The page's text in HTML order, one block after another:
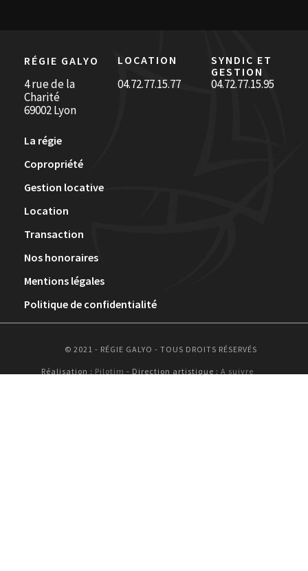
RÉGIE GALYO LOCATION
SYNDIC ET
GESTION
4 rue de la
Charité
69002 Lyon
04.72.77.15.77 04.72.77.15.95
La régie
Copropriété
Gestion locative
Location
Transaction
Nos honoraires
Mentions légales
Politique de confidentialité
© 2021 - RÉGIE GALYO - TOUS DROITS RÉSERVÉS
Réalisation : Pilotim - Direction artistique : A suivre